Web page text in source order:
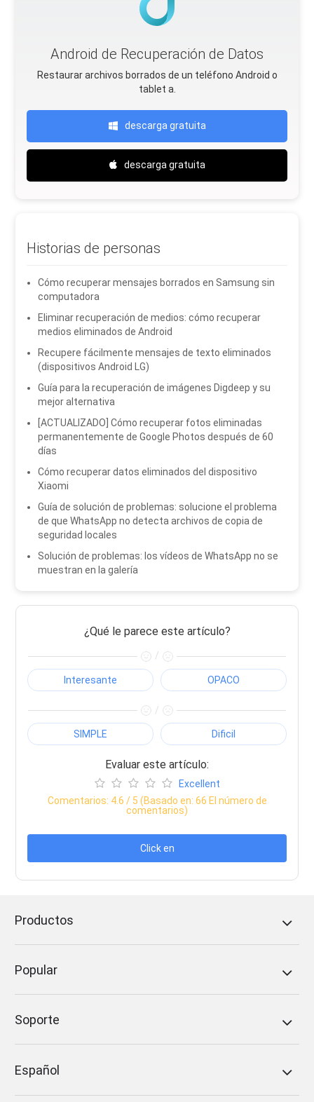
Android de Recuperación de Datos
Restaurar archivos borrados de un teléfono Android o
tablet a.
descarga gratuita
descarga gratuita
Historias de personas
Cómo recuperar mensajes borrados en Samsung sin
computadora
Eliminar recuperación de medios: cómo recuperar
medios eliminados de Android
Recupere fácilmente mensajes de texto eliminados
(dispositivos Android LG)
Guía para la recuperación de imágenes Digdeep y su
mejor alternativa
[ACTUALIZADO] Cómo recuperar fotos eliminadas
permanentemente de Google Photos después de 60
días
Cómo recuperar datos eliminados del dispositivo
Xiaomi
Guía de solución de problemas: solucione el problema
de que WhatsApp no ​​detecta archivos de copia de
seguridad locales
Solución de problemas: los vídeos de WhatsApp no ​​se
muestran en la galería
¿Qué le parece este artículo?
/
Interesante OPACO
/
SIMPLE Dificil
Evaluar este artículo:
Excellent
Comentarios: 4.6 / 5 (Basado en: 66 El número de
comentarios)
Click en
Productos
Popular
Soporte
Español